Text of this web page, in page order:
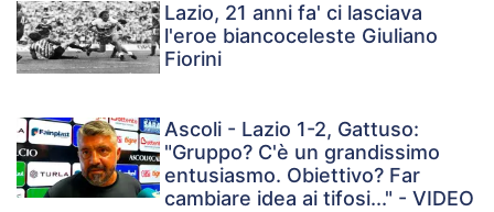
Lazio, 21 anni fa' ci lasciava
l'eroe biancoceleste Giuliano
Fiorini
Ascoli - Lazio 1-2, Gattuso:
"Gruppo? C'è un grandissimo
entusiasmo. Obiettivo? Far
cambiare idea ai tifosi..." - VIDEO